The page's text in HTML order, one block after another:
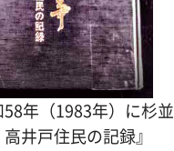
58年（1983年）に杉
井戸住民の記録』